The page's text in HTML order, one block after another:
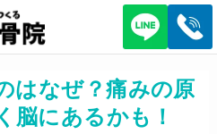
はなぜ？痛みの原
脳にあるかも！